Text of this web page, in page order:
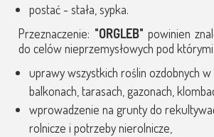
postać - stała, sypka.
Przeznaczenie: "ORGLEB" powinien
do celów nieprzemysłowych pod
uprawy wszystkich roślin ozdobnych w
balkonach, tarasach, gazonach,
wprowadzenie na grunty do
rolnicze i potrzeby nierolnicze,